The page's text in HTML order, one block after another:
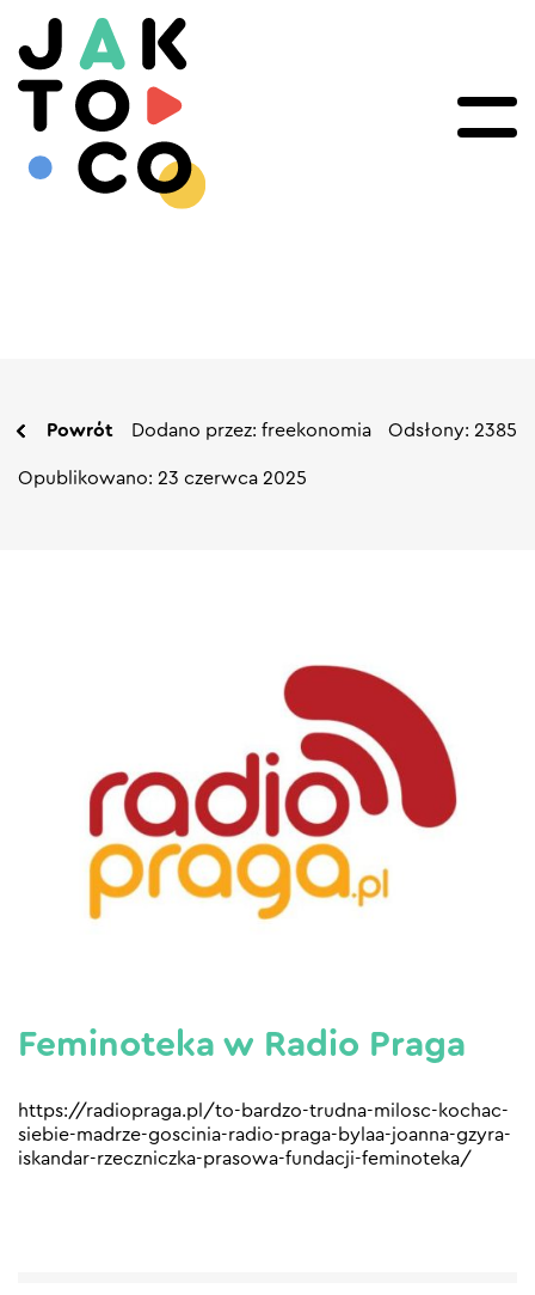
Powrót Dodano przez: freekonomia Odsłony: 2385
Opublikowano: 23 czerwca 2025
Feminoteka w Radio Praga
https://radiopraga.pl/to-bardzo-trudna-milosc-kochac-
siebie-madrze-goscinia-radio-praga-bylaa-joanna-gzyra-
iskandar-rzeczniczka-prasowa-fundacji-feminoteka/